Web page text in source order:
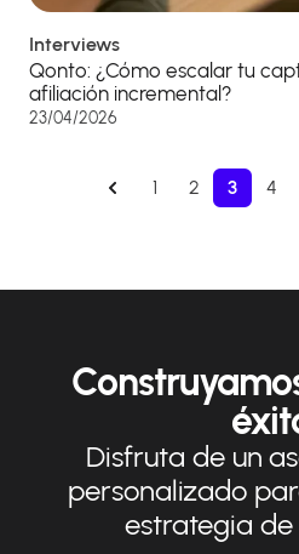
Interviews
Qonto: ¿Cómo escalar tu
afiliación incremental?
23/04/2026
1 2 3 4
Disfruta de un
personalizado
estrategia de